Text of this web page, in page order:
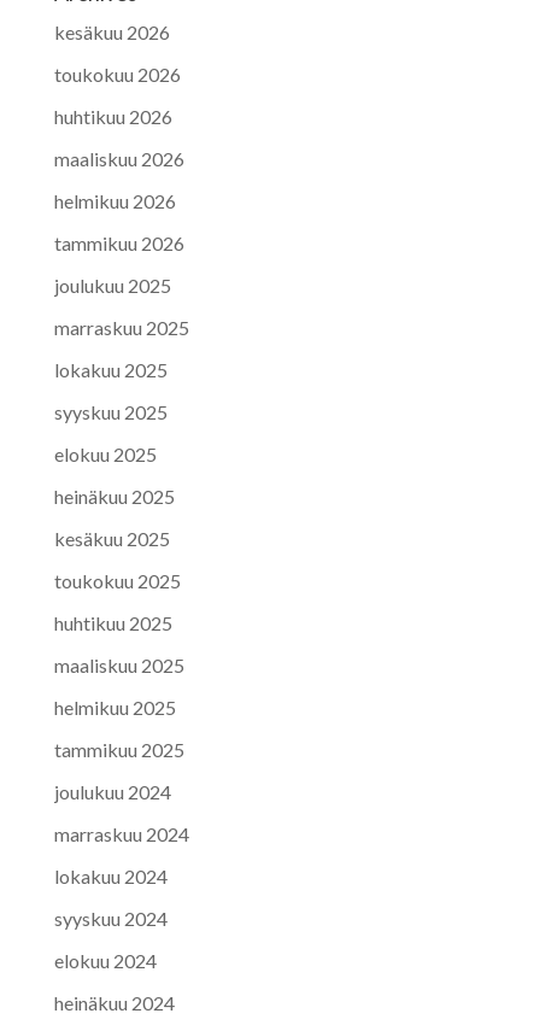
kesäkuu 2026
toukokuu 2026
huhtikuu 2026
maaliskuu 2026
helmikuu 2026
tammikuu 2026
joulukuu 2025
marraskuu 2025
lokakuu 2025
syyskuu 2025
elokuu 2025
heinäkuu 2025
kesäkuu 2025
toukokuu 2025
huhtikuu 2025
maaliskuu 2025
helmikuu 2025
tammikuu 2025
joulukuu 2024
marraskuu 2024
lokakuu 2024
syyskuu 2024
elokuu 2024
heinäkuu 2024